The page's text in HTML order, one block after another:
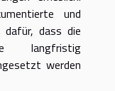
und
dafür, dass die
langfristig
werden